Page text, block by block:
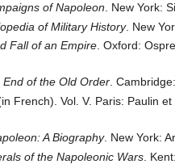
of Napoleon . New York:
of Military History. New
Fall of an Empire. Oxford:
End of the Old Order.
French). Vol. V. Paris: Paulin et
A Biography. New York:
of the Napoleonic Wars.